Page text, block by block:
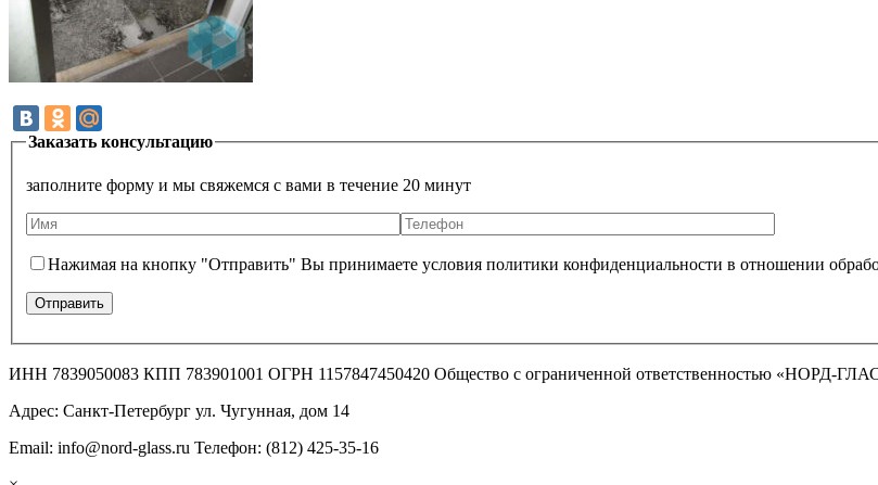
Заказать консультацию
заполните форму и мы свяжемся с вами в течение 20 минут
Нажимая на кнопку "Отправить" Вы принимаете условия политики конфиденциальности в отношении
ИНН 7839050083 КПП 783901001 ОГРН 1157847450420 Общество с ограниченной ответственностью «НОРД-
Адрес: Санкт-Петербург ул. Чугунная, дом 14
Email: info@nord-glass.ru Телефон: (812) 425-35-16